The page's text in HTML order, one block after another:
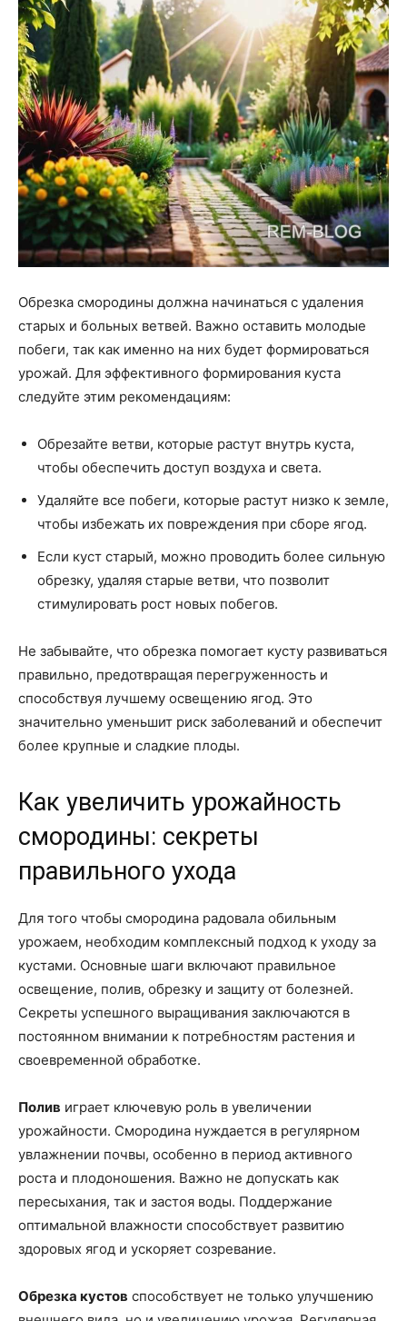
Обрезка смородины должна начинаться с удаления
старых и больных ветвей. Важно оставить молодые
побеги, так как именно на них будет формироваться
урожай. Для эффективного формирования куста
следуйте этим рекомендациям:
Обрезайте ветви, которые растут внутрь куста,
чтобы обеспечить доступ воздуха и света.
Удаляйте все побеги, которые растут низко к земле,
чтобы избежать их повреждения при сборе ягод.
Если куст старый, можно проводить более сильную
обрезку, удаляя старые ветви, что позволит
стимулировать рост новых побегов.
Не забывайте, что обрезка помогает кусту развиваться
правильно, предотвращая перегруженность и
способствуя лучшему освещению ягод. Это
значительно уменьшит риск заболеваний и обеспечит
более крупные и сладкие плоды.
Как увеличить урожайность
смородины: секреты
правильного ухода
Для того чтобы смородина радовала обильным
урожаем, необходим комплексный подход к уходу за
кустами. Основные шаги включают правильное
освещение, полив, обрезку и защиту от болезней.
Секреты успешного выращивания заключаются в
постоянном внимании к потребностям растения и
своевременной обработке.
Полив играет ключевую роль в увеличении
урожайности. Смородина нуждается в регулярном
увлажнении почвы, особенно в период активного
роста и плодоношения. Важно не допускать как
пересыхания, так и застоя воды. Поддержание
оптимальной влажности способствует развитию
здоровых ягод и ускоряет созревание.
Обрезка кустов способствует не только улучшению